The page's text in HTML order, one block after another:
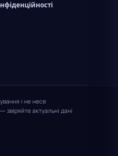
і не несе
актуальні дані